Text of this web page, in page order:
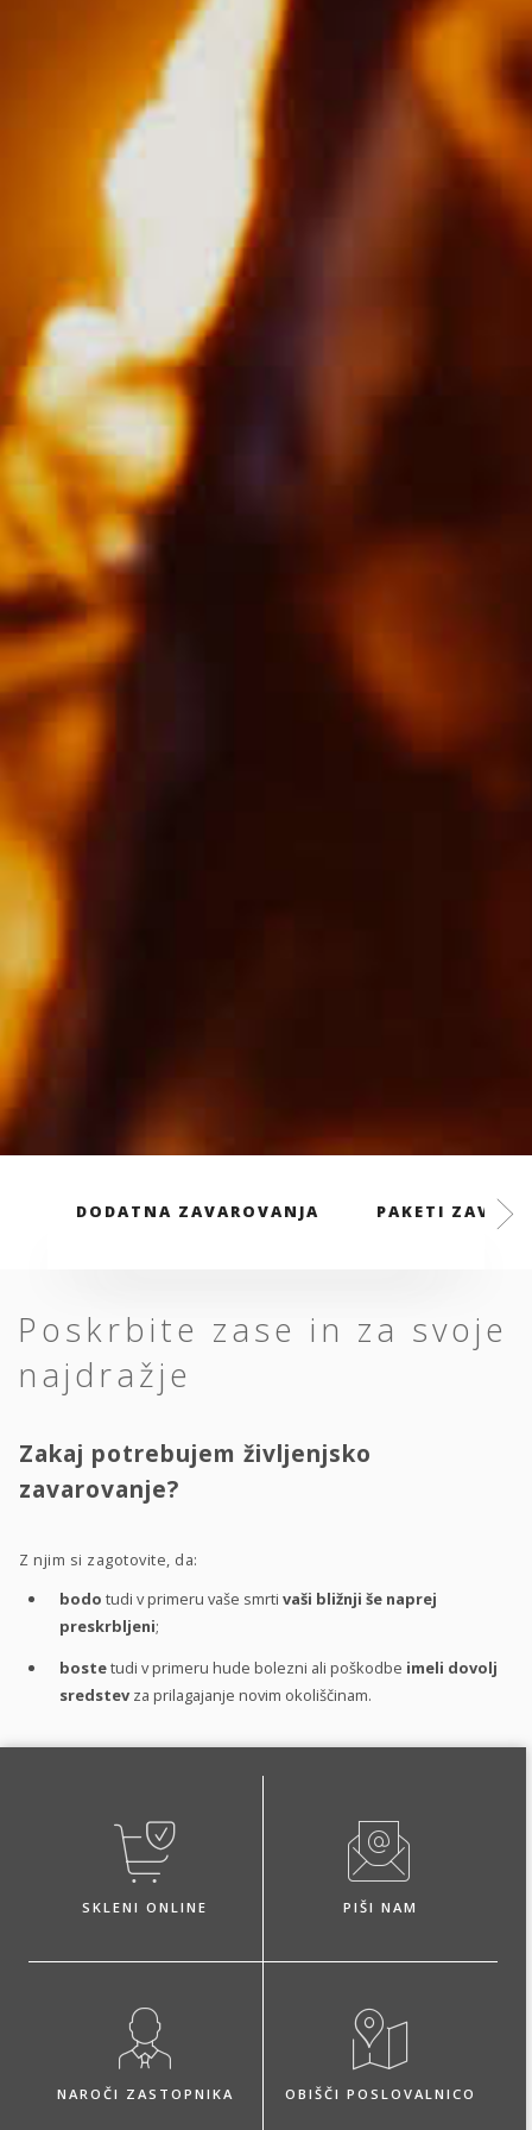
DODATNA ZAVAROVANJA PAKETI
Poskrbite zase in za svoje
najdražje
Zakaj potrebujem življenjsko
zavarovanje?
Z njim si zagotovite, da:
bodo tudi v primeru vaše smrti vaši bližnji še naprej
preskrbljeni;
bostetudi v primeru hude bolezni ali poškodbe imeli dovolj
sredstev za prilagajanje novim okoliščinam.
SKLENI ONLINE PIŠI NAM
NAROČI ZASTOPNIKA OBIŠČI POSLOVALNICO